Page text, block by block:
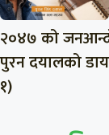
२०४७ को
पुरन दयालको
१)